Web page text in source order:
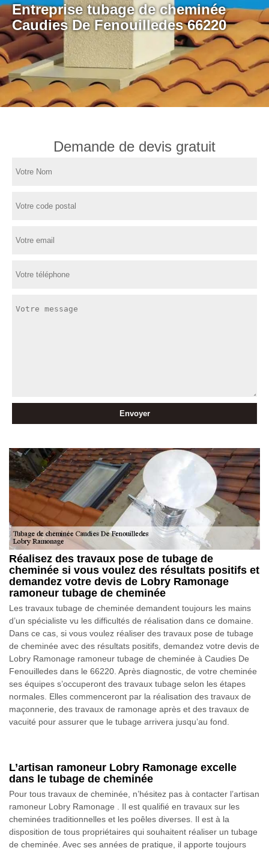
Entreprise tubage de cheminée
Caudies De Fenouilledes 66220
Demande de devis gratuit
Réalisez des travaux pose de tubage de
cheminée si vous voulez des résultats positifs et
demandez votre devis de Lobry Ramonage
ramoneur tubage de cheminée
Les travaux tubage de cheminée demandent toujours les mains
d’un spécialiste vu les difficultés de réalisation dans ce domaine.
Dans ce cas, si vous voulez réaliser des travaux pose de tubage
de cheminée avec des résultats positifs, demandez votre devis de
Lobry Ramonage ramoneur tubage de cheminée à Caudies De
Fenouilledes dans le 66220. Après diagnostic, de votre cheminée
ses équipes s’occuperont des travaux tubage selon les étapes
normales. Elles commenceront par la réalisation des travaux de
maçonnerie, des travaux de ramonage après et des travaux de
vacuité pour assurer que le tubage arrivera jusqu’au fond.
L’artisan ramoneur Lobry Ramonage excelle
dans le tubage de cheminée
Pour tous travaux de cheminée, n’hésitez pas à contacter l’artisan
ramoneur Lobry Ramonage . Il est qualifié en travaux sur les
cheminées traditionnelles et les poêles diverses. Il est à la
disposition de tous propriétaires qui souhaitent réaliser un tubage
de cheminée. Avec ses années de pratique, il apporte toujours